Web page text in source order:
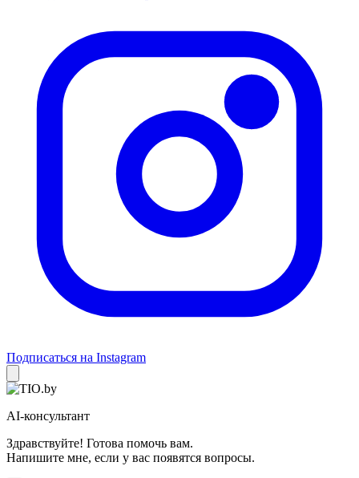
Подписаться на Instagram
AI-консультант
Здравствуйте! Готова помочь вам.
Напишите мне, если у вас появятся вопросы.